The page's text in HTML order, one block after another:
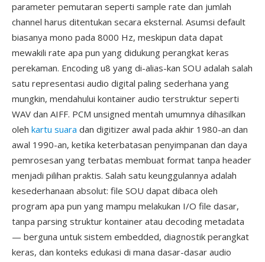
parameter pemutaran seperti sample rate dan jumlah
channel harus ditentukan secara eksternal. Asumsi default
biasanya mono pada 8000 Hz, meskipun data dapat
mewakili rate apa pun yang didukung perangkat keras
perekaman. Encoding u8 yang di-alias-kan SOU adalah salah
satu representasi audio digital paling sederhana yang
mungkin, mendahului kontainer audio terstruktur seperti
WAV dan AIFF. PCM unsigned mentah umumnya dihasilkan
oleh kartu suara dan digitizer awal pada akhir 1980-an dan
awal 1990-an, ketika keterbatasan penyimpanan dan daya
pemrosesan yang terbatas membuat format tanpa header
menjadi pilihan praktis. Salah satu keunggulannya adalah
kesederhanaan absolut: file SOU dapat dibaca oleh
program apa pun yang mampu melakukan I/O file dasar,
tanpa parsing struktur kontainer atau decoding metadata
— berguna untuk sistem embedded, diagnostik perangkat
keras, dan konteks edukasi di mana dasar-dasar audio